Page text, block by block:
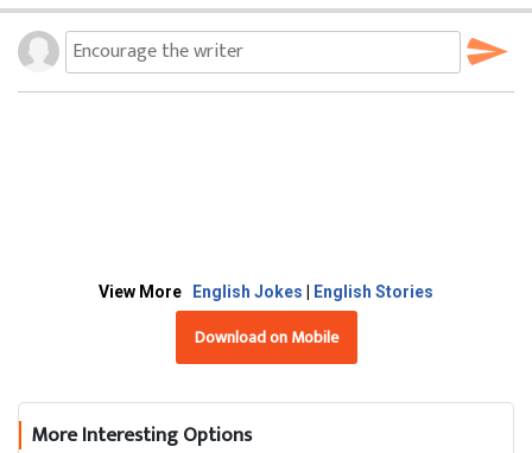
View More English Jokes | English Stories
Download on Mobile
More Interesting Options